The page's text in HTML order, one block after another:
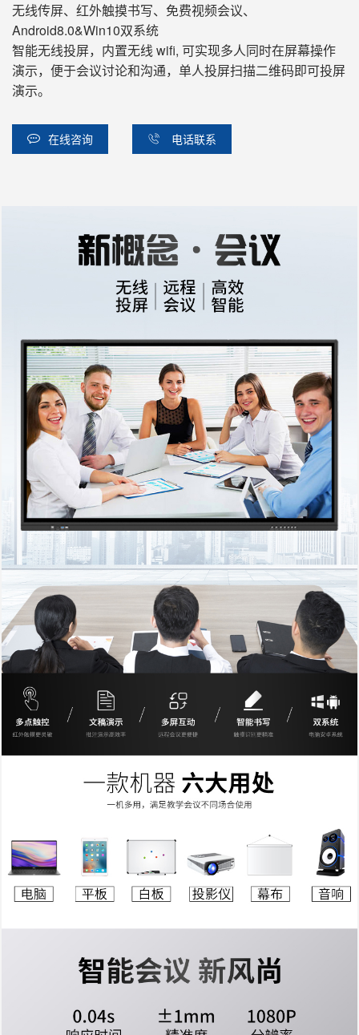
无线传屏、红外触摸书写、免费视频会议、
Android8.0&Win10双系统
智能无线投屏，内置无线 wifi, 可实现多人同时在屏幕操作
演示，便于会议讨论和沟通，单人投屏扫描二维码即可投屏
演示。
在线咨询 电话联系